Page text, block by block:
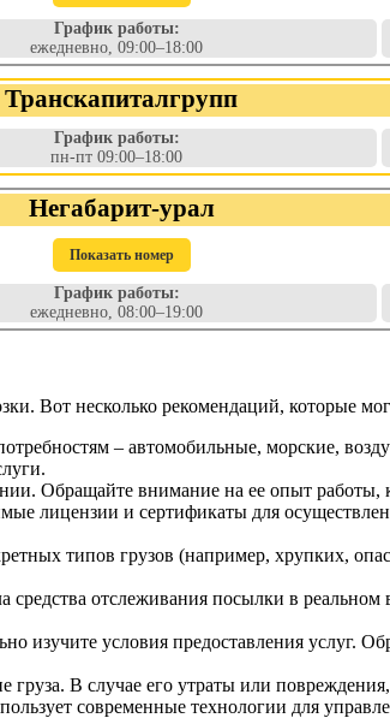
График работы:
ежедневно, 09:00–18:00
Транскапиталгрупп
График работы:
пн-пт 09:00–18:00
Негабарит-урал
Показать номер
График работы:
ежедневно, 08:00–19:00
Вот несколько рекомендаций, которые
– автомобильные, морские,
Обращайте внимание на ее опыт
лицензии и сертификаты для
типов грузов (например, хрупких,
средства отслеживания посылки в
изучите условия предоставления услуг.
груза. В случае его утраты или
современные технологии для